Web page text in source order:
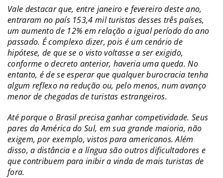
Vale destacar que, entre janeiro e fevereiro deste ano,
entraram no país 153,4 mil turistas desses três países,
um aumento de 12% em relação a igual período do ano
passado. É complexo dizer, pois é um cenário de
hipótese, de que se o visto voltasse a ser exigido,
conforme o decreto anterior, haveria uma queda. No
entanto, é de se esperar que qualquer burocracia tenha
algum reflexo na redução ou, pelo menos, num avanço
menor de chegadas de turistas estrangeiros.
Até porque o Brasil precisa ganhar competividade. Seus
pares da América do Sul, em sua grande maioria, não
exigem, por exemplo, vistos para americanos. Além
disso, a distância e a língua são outros dificultadores e
que contribuem para inibir a vinda de mais turistas de
fora.